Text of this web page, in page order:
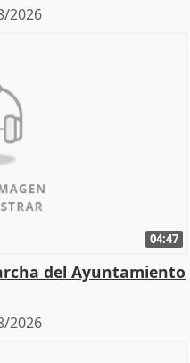
2026
04:47
del Ayuntamiento
2026